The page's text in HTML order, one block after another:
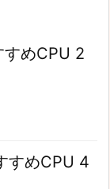
めCPU 2
すめCPU 4